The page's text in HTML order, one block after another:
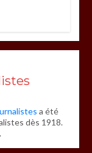
a été
dès 1918.